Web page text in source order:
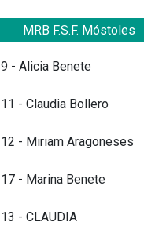
MRB F.S.F. Móstoles
9 - Alicia Benete
11 - Claudia Bollero
12 - Miriam Aragoneses
17 - Marina Benete
13 - CLAUDIA